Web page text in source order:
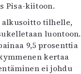
Pisa-kiitoon.
alkusoitto tilhelle,
luontoon.
9,5 prosenttia
kertaa
ei johdu